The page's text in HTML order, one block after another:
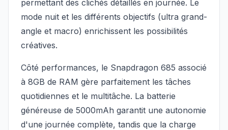
permettant des clichés détaillés en journée. Le
mode nuit et les différents objectifs (ultra grand-
angle et macro) enrichissent les possibilités
créatives.
Côté performances, le Snapdragon 685 associé
à 8GB de RAM gère parfaitement les tâches
quotidiennes et le multitâche. La batterie
généreuse de 5000mAh garantit une autonomie
d'une journée complète, tandis que la charge